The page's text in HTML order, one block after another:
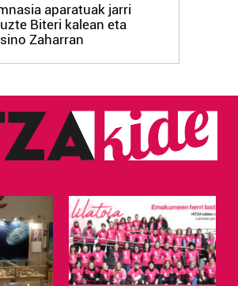
aparatuak jarri
Biteri kalean eta
Zaharran